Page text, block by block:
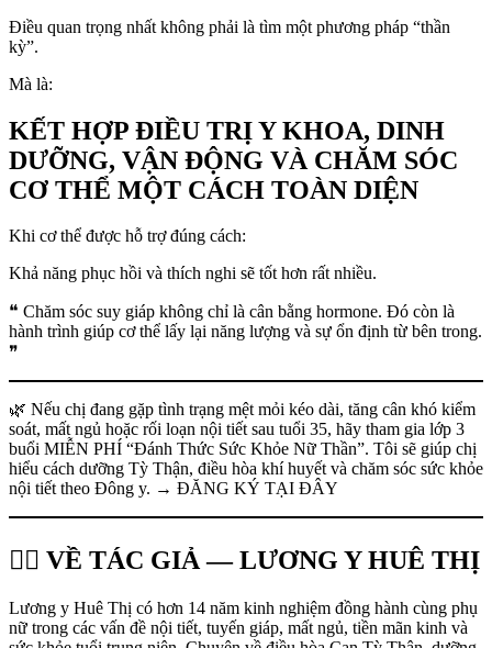
Điều quan trọng nhất không phải là tìm một phương pháp “thần
kỳ”.
Mà là:
KẾT HỢP ĐIỀU TRỊ Y KHOA, DINH
DƯỠNG, VẬN ĐỘNG VÀ CHĂM SÓC
CƠ THỂ MỘT CÁCH TOÀN DIỆN
Khi cơ thể được hỗ trợ đúng cách:
Khả năng phục hồi và thích nghi sẽ tốt hơn rất nhiều.
❝ Chăm sóc suy giáp không chỉ là cân bằng hormone. Đó còn là
hành trình giúp cơ thể lấy lại năng lượng và sự ổn định từ bên trong.
❞
🌿 Nếu chị đang gặp tình trạng mệt mỏi kéo dài, tăng cân khó kiểm
soát, mất ngủ hoặc rối loạn nội tiết sau tuổi 35, hãy tham gia lớp 3
buổi MIỄN PHÍ “Đánh Thức Sức Khỏe Nữ Thần”. Tôi sẽ giúp chị
hiểu cách dưỡng Tỳ Thận, điều hòa khí huyết và chăm sóc sức khỏe
nội tiết theo Đông y. → ĐĂNG KÝ TẠI ĐÂY
👩‍⚕️ VỀ TÁC GIẢ — LƯƠNG Y HUÊ THỊ
Lương y Huê Thị có hơn 14 năm kinh nghiệm đồng hành cùng phụ
nữ trong các vấn đề nội tiết, tuyến giáp, mất ngủ, tiền mãn kinh và